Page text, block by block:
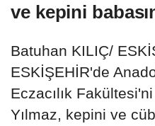
ve kepini
Batuhan KILIÇ/
ESKİŞEHİR'de
Eczacılık
Yılmaz, kepini ve